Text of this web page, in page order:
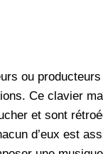
ou
Ce clavier
et sont
d’eux est